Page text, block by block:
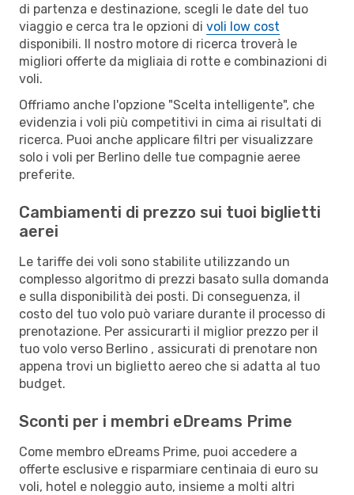
di partenza e destinazione, scegli le date del tuo
viaggio e cerca tra le opzioni di voli low cost
disponibili. Il nostro motore di ricerca troverà le
migliori offerte da migliaia di rotte e combinazioni di
voli.
Offriamo anche l'opzione "Scelta intelligente", che
evidenzia i voli più competitivi in cima ai risultati di
ricerca. Puoi anche applicare filtri per visualizzare
solo i voli per Berlino delle tue compagnie aeree
preferite.
Cambiamenti di prezzo sui tuoi biglietti
aerei
Le tariffe dei voli sono stabilite utilizzando un
complesso algoritmo di prezzi basato sulla domanda
e sulla disponibilità dei posti. Di conseguenza, il
costo del tuo volo può variare durante il processo di
prenotazione. Per assicurarti il miglior prezzo per il
tuo volo verso Berlino , assicurati di prenotare non
appena trovi un biglietto aereo che si adatta al tuo
budget.
Sconti per i membri eDreams Prime
Come membro eDreams Prime, puoi accedere a
offerte esclusive e risparmiare centinaia di euro su
voli, hotel e noleggio auto, insieme a molti altri